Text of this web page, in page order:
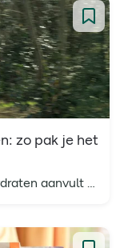
zo pak je het
Benieuwd hoe je verstandig koolhydraten aanvult tijdens je training? Wij geven je de tips die je nodig hebt.